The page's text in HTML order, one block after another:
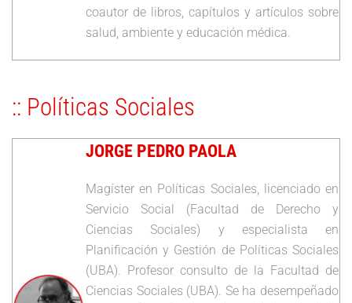
coautor de libros, capítulos y artículos sobre
salud, ambiente y educación médica.
:: Políticas Sociales
JORGE PEDRO PAOLA
Magíster en Políticas Sociales, licenciado en
Servicio Social (Facultad de Derecho y
Ciencias Sociales) y especialista en
Planificación y Gestión de Políticas Sociales
(UBA). Profesor consulto de la Facultad de
Ciencias Sociales (UBA). Se ha desempeñado